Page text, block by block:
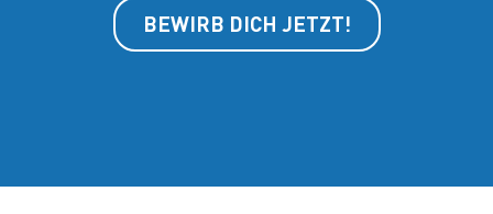
BEWIRB DICH JETZT!